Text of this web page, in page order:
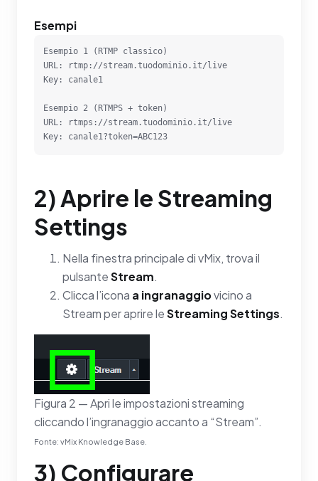
Esempi
Esempio 1 (RTMP classico)
URL: rtmp://stream.tuodominio.it/live
Key: canale1
Esempio 2 (RTMPS + token)
URL: rtmps://stream.tuodominio.it/live
Key: canale1?token=ABC123
2) Aprire le Streaming
Settings
Nella finestra principale di vMix, trova il
pulsanteStream.
Clicca l’icona a ingranaggiovicino a
Stream per aprire leStreaming Settings.
Figura 2 — Apri le impostazioni streaming
cliccando l’ingranaggio accanto a “Stream”.
Fonte: vMix Knowledge Base.
3) Configurare